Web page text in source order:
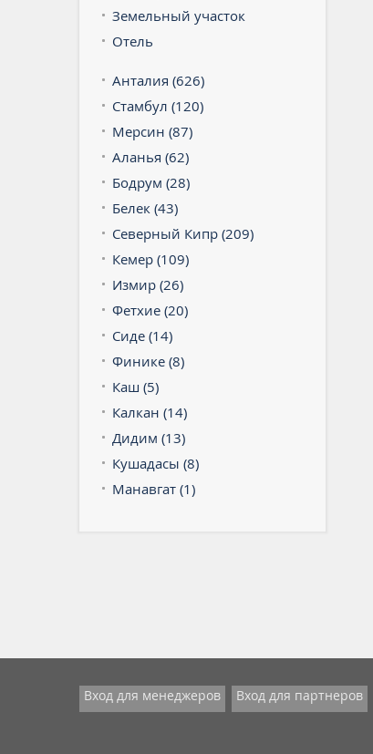
Земельный участок
Отель
Анталия (626)
Стамбул (120)
Мерсин (87)
Аланья (62)
Бодрум (28)
Белек (43)
Северный Кипр (209)
Кемер (109)
Измир (26)
Фетхие (20)
Сиде (14)
Финике (8)
Каш (5)
Калкан (14)
Дидим (13)
Кушадасы (8)
Манавгат (1)
Вход для менеджеров Вход для партнеров